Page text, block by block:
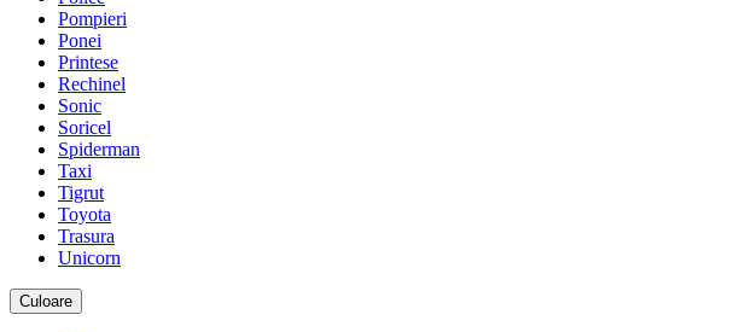
Pompieri
Ponei
Printese
Rechinel
Sonic
Soricel
Spiderman
Taxi
Tigrut
Toyota
Trasura
Unicorn
Culoare